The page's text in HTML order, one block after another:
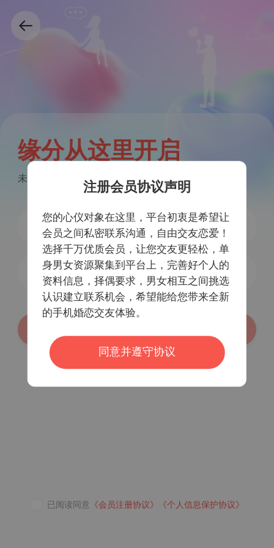
缘分从这里开启
未注册手机号验证后自动注册
获取验证码
注册会员协议声明
您的心仪对象在这里，平台初衷是希望让
会员之间私密联系沟通，自由交友恋爱！
选择千万优质会员，让您交友更轻松，单
身男女资源聚集到平台上，完善好个人的
资料信息，择偶要求，男女相互之间挑选
认识建立联系机会，希望能给您带来全新
的手机婚恋交友体验。
同意并遵守协议
已阅读同意 《会员注册协议》 《个人信息保护协议》